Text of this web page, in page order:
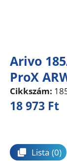
Arivo
ProX
Cikkszám:
18 973 Ft
Lista (0)